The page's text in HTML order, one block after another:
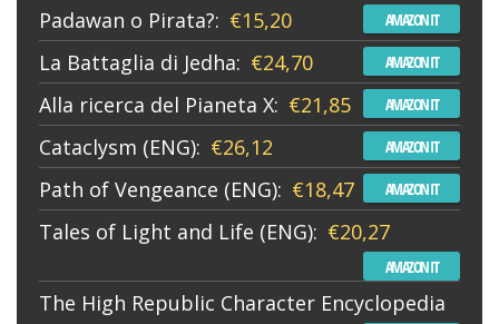
Padawan o Pirata?: €15,20 AMAZON IT
La Battaglia di Jedha: €24,70 AMAZON IT
Alla ricerca del Pianeta X: €21,85 AMAZON IT
Cataclysm (ENG): €26,12 AMAZON IT
Path of Vengeance (ENG): €18,47 AMAZON IT
Tales of Light and Life (ENG): €20,27
AMAZON IT
The High Republic Character Encyclopedia